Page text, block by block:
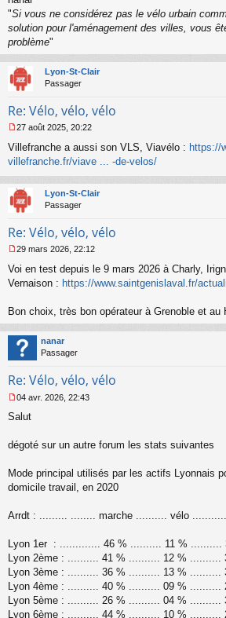
"Si vous ne considérez pas le vélo urbain
solution pour l'aménagement des villes, vous
problème"
Lyon-St-Clair
Passager
Re: Vélo, vélo, vélo
s
a
g
e
o
l
u
27 août 2025, 20:22
Villefranche a aussi son VLS, Viavélo : https://
villefranche.fr/viave ... -de-velos/
Lyon-St-Clair
Passager
Re: Vélo, vélo, vélo
e
s
g
n
o
l
u
29 mars 2026, 22:12
Voi en test depuis le 9 mars 2026 à Charly,
Vernaison : https://www.saintgenislaval.fr/
Bon choix, très bon opérateur à Grenoble et au
nanar
Passager
Re: Vélo, vélo, vélo
e
s
a
e
n
n
04 avr. 2026, 22:43
Salut
dégoté sur un autre forum les stats suivantes
Mode principal utilisés par les actifs Lyonnais
domicile travail, en 2020
Arrdt : ......... ........ marche .......... vélo
Lyon 1er : ............. 46 % .......... 11 % ..........
Lyon 2ème : .......... 41 % .......... 12 % ..........
Lyon 3ème : .......... 36 % .......... 13 % ..........
Lyon 4ème : .......... 40 % .......... 09 % ..........
Lyon 5ème : .......... 26 % .......... 04 % ..........
Lyon 6ème : .......... 44 % .......... 10 % ..........